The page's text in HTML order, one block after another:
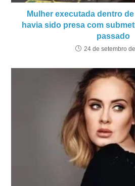
Mulher executada dentro
havia sido presa com
passado
24 de setembro